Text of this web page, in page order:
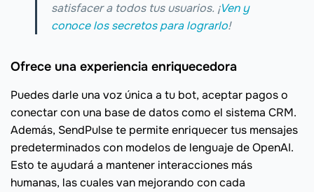
satisfacer a todos tus usuarios. ¡Ven y
conoce los secretos para lograrlo!
Ofrece una experiencia enriquecedora
Puedes darle una voz única a tu bot, aceptar pagos o
conectar con una base de datos como el sistema CRM.
Además, SendPulse te permite enriquecer tus mensajes
predeterminados con modelos de lenguaje de OpenAI.
Esto te ayudará a mantener interacciones más
humanas, las cuales van mejorando con cada